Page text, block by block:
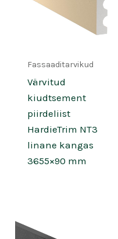
Fassaaditarvikud
Värvitud
kiudtsement
piirdeliist
HardieTrim NT3
linane kangas
3655×90 mm